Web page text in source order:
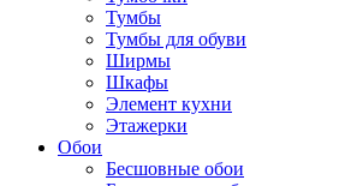
Тумбы
Тумбы для обуви
Ширмы
Шкафы
Элемент кухни
Этажерки
Обои
Бесшовные обои